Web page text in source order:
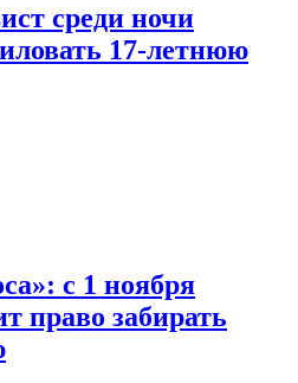
среди ночи
17-летнюю
с 1 ноября
право забирать